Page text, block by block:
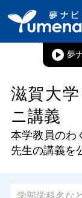
夢
滋賀大
ニ講義
本学教員のわ
先生の講義を